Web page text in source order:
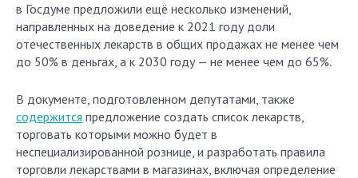
в Госдуме предложили ещё несколько изменений,
направленных на доведение к 2021 году доли
отечественных лекарств в общих продажах не менее чем
до 50% в деньгах, а к 2030 году — не менее чем до 65%.
В документе, подготовленном депутатами, также
содержится предложение создать список лекарств,
торговать которыми можно будет в
неспециализированной рознице, и разработать правила
торговли лекарствами в магазинах, включая определение